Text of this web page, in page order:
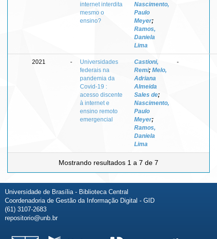
internet interdita
mesmo o
ensino?
Nascimento,
Paulo
Meyer;
Ramos,
Daniela
Lima
2021 -
Universidades
federais na
pandemia da
Covid-19 :
acesso discente
à internet e
ensino remoto
emergencial
Castioni,
Remi; Melo,
Adriana
Almeida
Sales de;
Nascimento,
Paulo
Meyer;
Ramos,
Daniela
Lima
-
Mostrando resultados 1 a 7 de 7
Universidade de Brasília - Biblioteca Central
Coordenadoria de Gestão da Informação Digital - GID
(61) 3107-2683
repositorio@unb.br